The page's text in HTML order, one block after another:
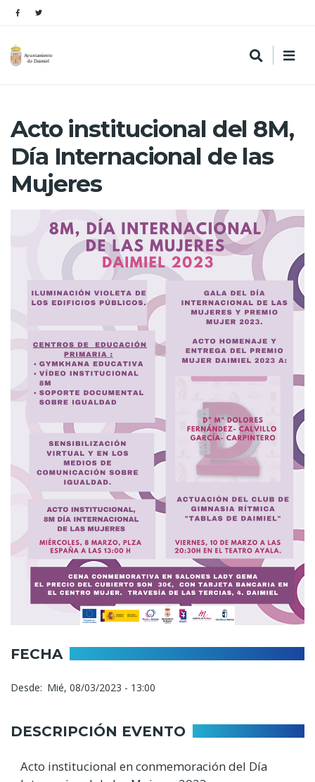
Acto institucional del 8M,
Día Internacional de las
Mujeres
FECHA
Desde Mié, 08/03/2023 - 13:00
DESCRIPCIÓN EVENTO
Acto institucional en conmemoración del Día